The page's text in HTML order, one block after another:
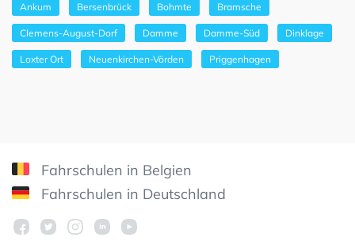
Ankum Bersenbrück Bohmte Bramsche
Clemens-August-Dorf Damme Damme-Süd Dinklage
Loxter Ort Neuenkirchen-Vörden Priggenhagen
Fahrschulen in Belgien
Fahrschulen in Deutschland